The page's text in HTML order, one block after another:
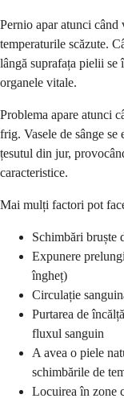
Pernio apar atunci când
temperaturile scăzute.
lângă suprafața pielii se
organele vitale.
Problema apare atunci
frig. Vasele de sânge
țesutul din jur,
caracteristice.
Mai mulți factori pot
Schimbări bruște
Expunere
îngheț)
Circulație
Purtarea de
fluxul sanguin
A avea o piele
schimbările de
Locuirea în zone